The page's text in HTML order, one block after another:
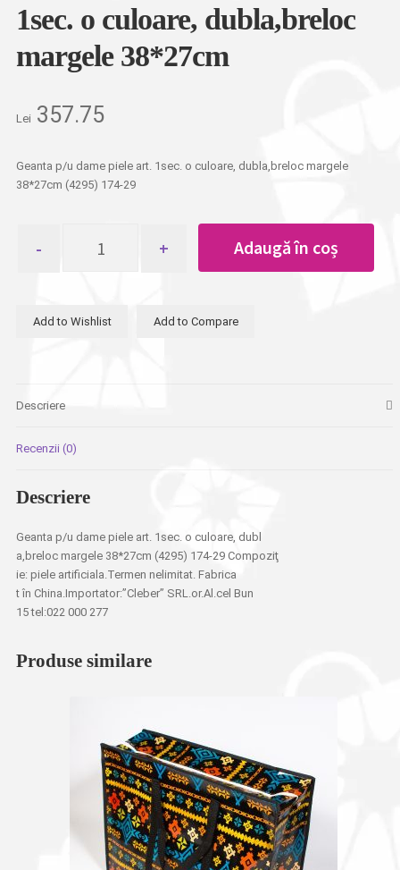
1sec. o culoare, dubla,breloc
margele 38*27cm
Lei 357.75
Geanta p/u dame piele art. 1sec. o culoare, dubla,breloc margele
38*27cm (4295) 174-29
Geanta
dubla,breloc
Adaugă în coș
Add to Wishlist Add to Compare
Descriere
Recenzii (0)
Descriere
Geanta p/u dame piele art. 1sec. o culoare, dubl
a,breloc margele 38*27cm (4295) 174-29 Compoziţ
ie: piele artificiala.Termen nelimitat. Fabrica
t în China.Importator:”Cleber” SRL.or.Al.cel Bun
15 tel:022 000 277
Produse similare